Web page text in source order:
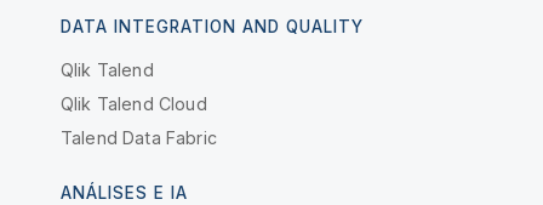
DATA INTEGRATION AND QUALITY
Qlik Talend
Qlik Talend Cloud
Talend Data Fabric
ANÁLISES E IA